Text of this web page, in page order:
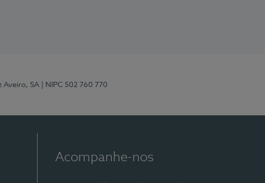
Aveiro, SA | NIPC 502 760 770
Acompanhe-nos